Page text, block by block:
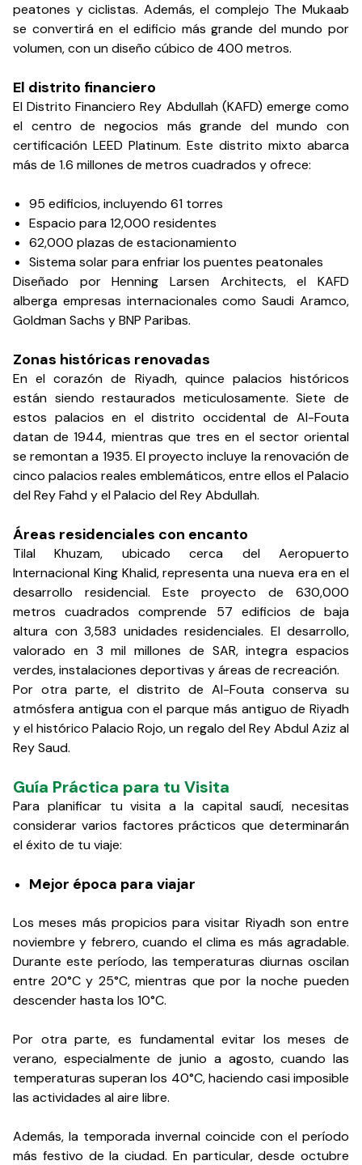
peatones y ciclistas. Además, el complejo The Mukaab
se convertirá en el edificio más grande del mundo por
volumen, con un diseño cúbico de 400 metros.
El distrito financiero
El Distrito Financiero Rey Abdullah (KAFD) emerge como
el centro de negocios más grande del mundo con
certificación LEED Platinum. Este distrito mixto abarca
más de 1.6 millones de metros cuadrados y ofrece:
95 edificios, incluyendo 61 torres
Espacio para 12,000 residentes
62,000 plazas de estacionamiento
Sistema solar para enfriar los puentes peatonales
Diseñado por Henning Larsen Architects, el KAFD
alberga empresas internacionales como Saudi Aramco,
Goldman Sachs y BNP Paribas.
Zonas históricas renovadas
En el corazón de Riyadh, quince palacios históricos
están siendo restaurados meticulosamente. Siete de
estos palacios en el distrito occidental de Al-Fouta
datan de 1944, mientras que tres en el sector oriental
se remontan a 1935. El proyecto incluye la renovación de
cinco palacios reales emblemáticos, entre ellos el Palacio
del Rey Fahd y el Palacio del Rey Abdullah.
Áreas residenciales con encanto
Tilal Khuzam, ubicado cerca del Aeropuerto
Internacional King Khalid, representa una nueva era en el
desarrollo residencial. Este proyecto de 630,000
metros cuadrados comprende 57 edificios de baja
altura con 3,583 unidades residenciales. El desarrollo,
valorado en 3 mil millones de SAR, integra espacios
verdes, instalaciones deportivas y áreas de recreación.
Por otra parte, el distrito de Al-Fouta conserva su
atmósfera antigua con el parque más antiguo de Riyadh
y el histórico Palacio Rojo, un regalo del Rey Abdul Aziz al
Rey Saud.
Guía Práctica para tu Visita
Para planificar tu visita a la capital saudí, necesitas
considerar varios factores prácticos que determinarán
el éxito de tu viaje:
Mejor época para viajar
Los meses más propicios para visitar Riyadh son entre
noviembre y febrero, cuando el clima es más agradable.
Durante este período, las temperaturas diurnas oscilan
entre 20°C y 25°C, mientras que por la noche pueden
descender hasta los 10°C.
Por otra parte, es fundamental evitar los meses de
verano, especialmente de junio a agosto, cuando las
temperaturas superan los 40°C, haciendo casi imposible
las actividades al aire libre.
Además, la temporada invernal coincide con el período
más festivo de la ciudad. En particular, desde octubre